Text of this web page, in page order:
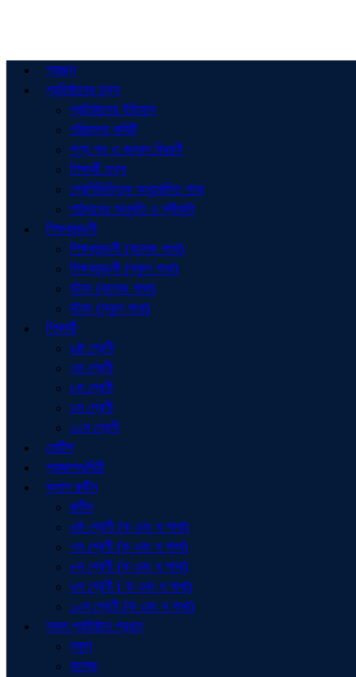
প্রচ্ছদ
প্রতিষ্ঠানের তথ্য
প্রতিষ্ঠানের ইতিহাস
পরিচালনা কমিটি
শূণ্য পদ ও জনবল বিবরণী
শিক্ষার্থী তথ্য
শ্রেণিভিত্তিক অনুমোদিত শাখা
পাঠদানের অনুমতি ও স্বীকৃতি
শিক্ষকমন্ডলী
শিক্ষকমন্ডলী (কলেজ শাখা)
শিক্ষকমন্ডলী (স্কুল শাখা)
স্টাফ (কলেজ শাখা)
স্টাফ (স্কুল শাখা)
শিক্ষার্থী
৬ষ্ঠ শ্রেণী
৭ম শ্রেণী
৮ম শ্রেণী
৯ম শ্রেণী
১০ম শ্রেণী
নোটিশ
প্রজ্ঞাপন/চিঠি
ক্লাশ রুটিন
রুটিন
৬ষ্ঠ শ্রেণী (ক এবং খ শাখা)
৭ম শ্রেণী (ক এবং খ শাখা)
৮ম শ্রেণী (ক এবং খ শাখা)
৯ম শ্রেণী ( ক এবং খ শাখা)
১০ম শ্রেণী (ক এবং খ শাখা)
সকল প্রতিষ্ঠান প্রধান
স্কুল
কলেজ